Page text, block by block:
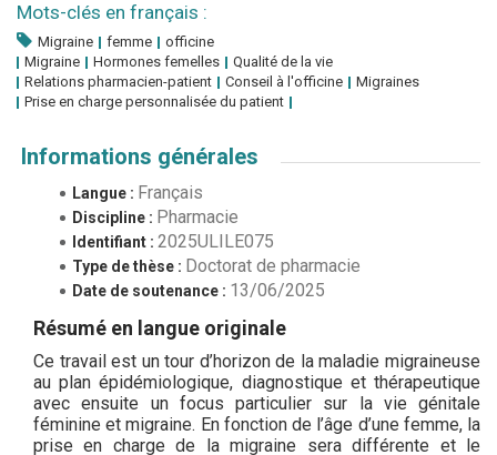
Mots-clés en français :
Migraine femme
officine
Migraine
Hormones femelles
Qualité de la vie
Relations pharmacien-patient
Conseil à l'officine
Migraines
Prise en charge personnalisée du patient
Informations générales
Langue : Français
Discipline : Pharmacie
Identifiant : 2025ULILE075
Type de thèse : Doctorat de pharmacie
Date de soutenance : 13/06/2025
Résumé en langue originale
Ce travail est un tour d’horizon de la maladie migraineuse
au plan épidémiologique, diagnostique et thérapeutique
avec ensuite un focus particulier sur la vie génitale
féminine et migraine. En fonction de l’âge d’une femme, la
prise en charge de la migraine sera différente et le